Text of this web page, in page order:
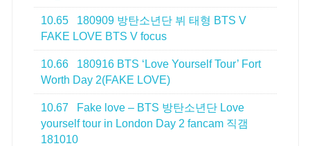
10.65
180909 방탄소년단 뷔 태형 BTS V
FAKE LOVE BTS V focus
10.66
180916 BTS ‘Love Yourself Tour’ Fort
Worth Day 2(FAKE LOVE)
10.67
Fake love – BTS 방탄소년단 Love
yourself tour in London Day 2 fancam 직갬
181010